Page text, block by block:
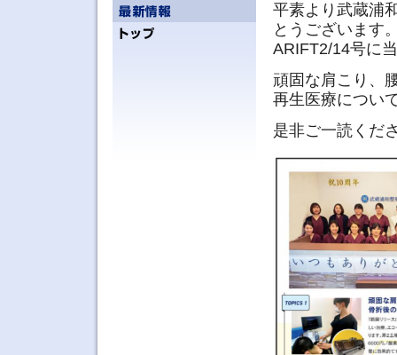
平素より武蔵浦
とうございます
ARIFT2/14号に
頑固な肩こり、
再生医療につい
是非ご一読くだ